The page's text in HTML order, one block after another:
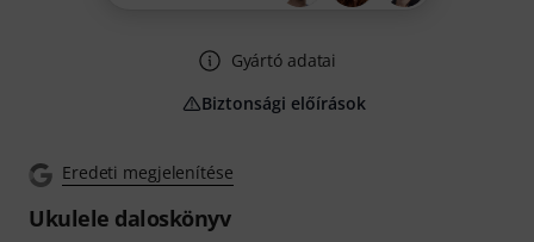
Eredeti megjelenítése
Ukulele daloskönyv
Gyártó adatai
Biztonsági előírások